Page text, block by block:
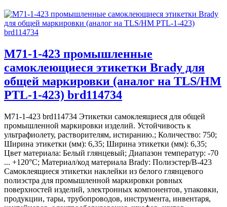
M71-1-423 промышленные
самоклеющиеся этикетки Brady для
общей маркировки (аналог на TLS/HM
PTL-1-423) brd114734
M71-1-423 brd114734 Этикетки самоклеящиеся для общей
промышленной маркировки изделий. Устойчивость к
ультрафиолету, растворителям, истиранию.; Количество: 750;
Ширина этикетки (мм): 6,35; Ширина этикетки (мм): 6,35;
Цвет материала: Белый глянцевый; Диапазон температур: -70
... +120°С; Материал/код материала Brady: Полиэстер/В-423
Самоклеящиеся этикетки наклейки из белого глянцевого
полиэстра для промышленной маркировки ровных
поверхностей изделий, электронных компонентов, упаковки,
продукции, тары, трубопроводов, инструмента, инвентаря,